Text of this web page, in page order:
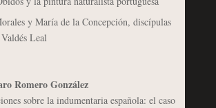
y María de la Concepción, discípulas
Leal
Romero González
sobre la indumentaria española: el caso